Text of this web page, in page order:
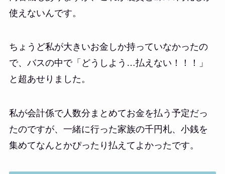
使えないんです。
ちょうど私が大きいお金しか持っていなかったの
で、バスの中で「どうしよう…払えない！！！」
と超あせりました。
私が会計係で人数分まとめてお金を払う予定だっ
たのですが、一緒に行った家族の千円札、小銭を
集めてなんとかぴったり払えてよかったです。